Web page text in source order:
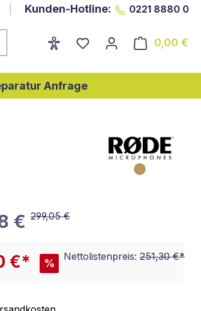
Kunden-Hotline: 0221 8880 0
0,00 €
Anfrage
€ 299,05 €
€* %
Nettolistenpreis: 251,30 €*